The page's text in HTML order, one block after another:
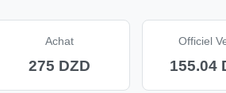
Achat
275 DZD
Officiel
155.04